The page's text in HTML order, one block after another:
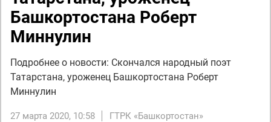
Башкортостана Роберт
Миннулин
Подробнее о новости: Скончался народный поэт
Татарстана, уроженец Башкортостана Роберт
Миннулин
27 марта 2020, 10:58 ГТРК «Башкортостан»